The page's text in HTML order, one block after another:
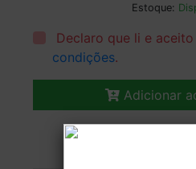
Estoque:
Declaro que li e
condições.
Adicionar
Veja as